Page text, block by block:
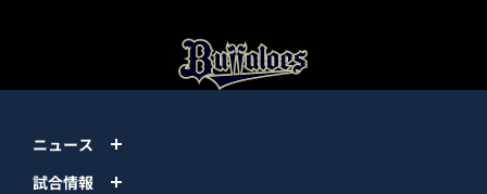
ニュース
試合情報